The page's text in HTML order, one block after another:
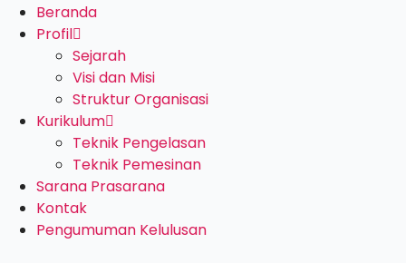
Beranda
Profil
Sejarah
Visi dan Misi
Struktur Organisasi
Kurikulum
Teknik Pengelasan
Teknik Pemesinan
Sarana Prasarana
Kontak
Pengumuman Kelulusan